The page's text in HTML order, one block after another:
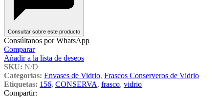
Consultar sobre este producto
Consúltanos por WhatsApp
Comparar
Añadir a la lista de deseos
SKU: N/D
Categorías: Envases de Vidrio, Frascos Conserveros de Vidrio
Etiquetas: 156, CONSERVA, frasco, vidrio
Compartir: